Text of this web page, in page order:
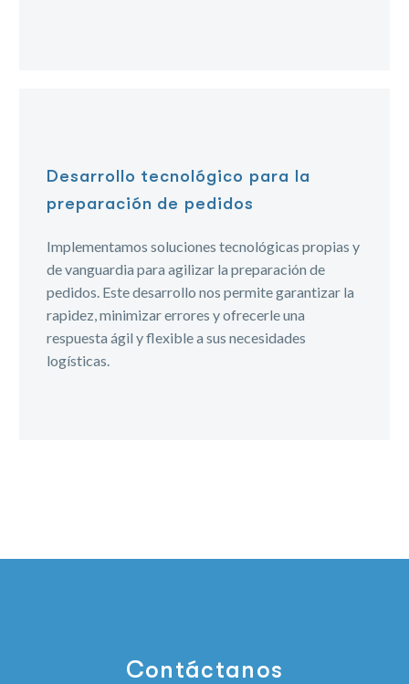
Desarrollo tecnológico para la
preparación de pedidos
Implementamos soluciones tecnológicas propias y
de vanguardia para agilizar la preparación de
pedidos. Este desarrollo nos permite garantizar la
rapidez, minimizar errores y ofrecerle una
respuesta ágil y flexible a sus necesidades
logísticas.
Contáctanos